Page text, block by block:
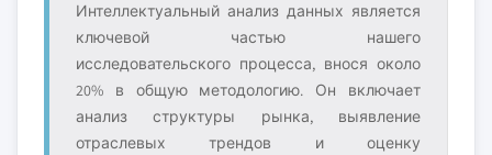
Интеллектуальный анализ данных является
ключевой частью нашего
исследовательского процесса, внося около
20% в общую методологию. Он включает
анализ структуры рынка, выявление
отраслевых трендов и оценку